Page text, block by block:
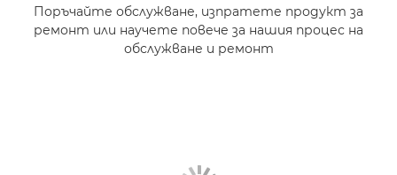
Поръчайте обслужване, изпратете продукт за
ремонт или научете повече за нашия процес на
обслужване и ремонт